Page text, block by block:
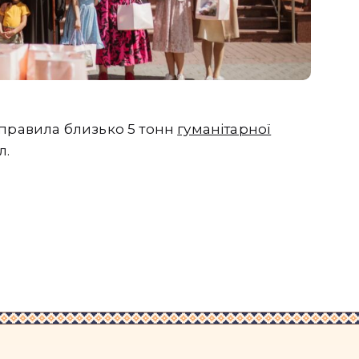
близько 5 тонн гуманітарної